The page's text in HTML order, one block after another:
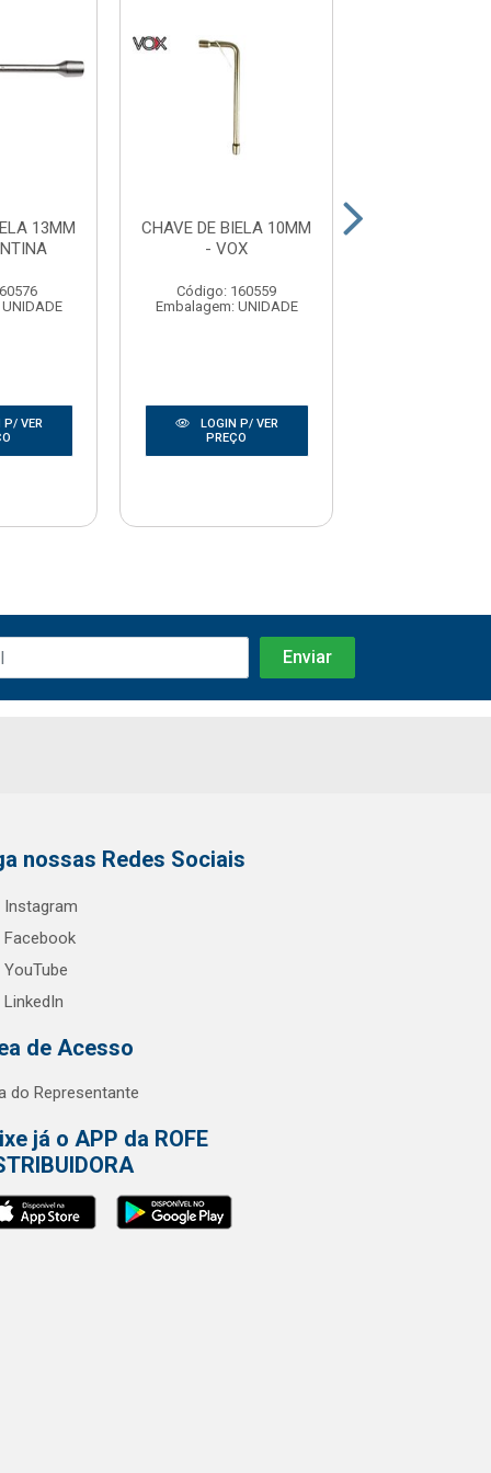
13MM
VER
CHAVE DE BIELA 10MM
- VOX
Código: 160559
Embalagem: UNIDADE
LOGIN P/ VER
PREÇO
nossas Redes Sociais
Instagram
Facebook
YouTube
LinkedIn
de Acesso
do Representante
já o APP da ROFE